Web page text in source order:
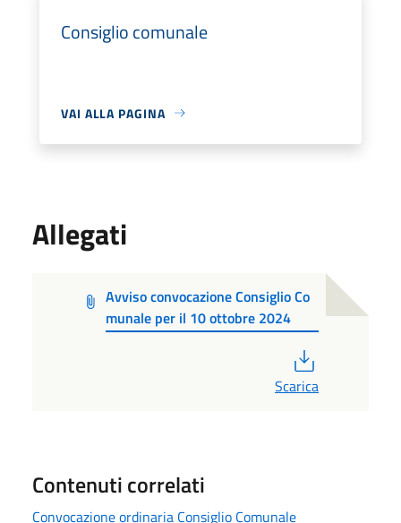
Consiglio comunale
VAI ALLA PAGINA
Allegati
Avviso convocazione Consiglio Co
munale per il 10 ottobre 2024
Scarica
Contenuti correlati
Convocazione ordinaria Consiglio Comunale